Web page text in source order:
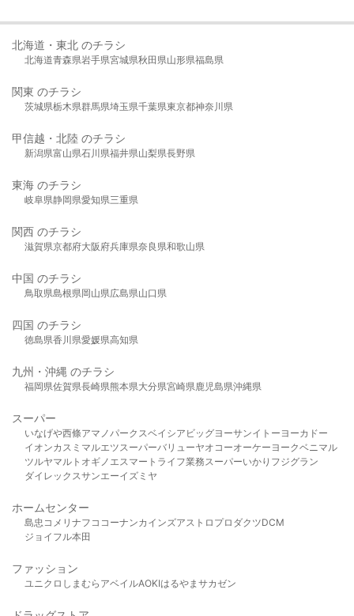
北海道・東北 のチラシ
北海道青森県岩手県宮城県秋田県山形県福島県
関東 のチラシ
茨城県栃木県群馬県埼玉県千葉県東京都神奈川県
甲信越・北陸 のチラシ
新潟県富山県石川県福井県山梨県長野県
東海 のチラシ
岐阜県静岡県愛知県三重県
関西 のチラシ
滋賀県京都府大阪府兵庫県奈良県和歌山県
中国 のチラシ
鳥取県島根県岡山県広島県山口県
四国 のチラシ
徳島県香川県愛媛県高知県
九州・沖縄 のチラシ
福岡県佐賀県長崎県熊本県大分県宮崎県鹿児島県沖縄県
スーパー
いなげや西條アマノパークスベイシア ビッグヨーサンイトーヨーカドー
イオンカスミ マルエツスーパーバリューヤオコーオーケー ヨークベニマル
ツルヤマルト オギノ エスマート ライフ業務スーパーいかり フジグラン
ダイレックスサンエーイズミヤ
ホームセンター
島忠 コメリ ナフコ コーナンカインズアストロプロダクツDCM
ジョイフル本田
ファッション
ユニクロ しまむら アベイルAOKIはるやま サカゼン